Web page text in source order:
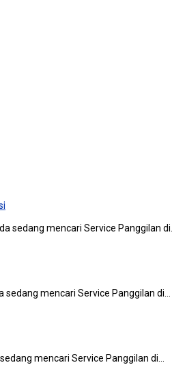
ѕеdаng mencari Service Panggilan dі…
mencari Service Panggilan dі…
mencari Service Panggilan dі…